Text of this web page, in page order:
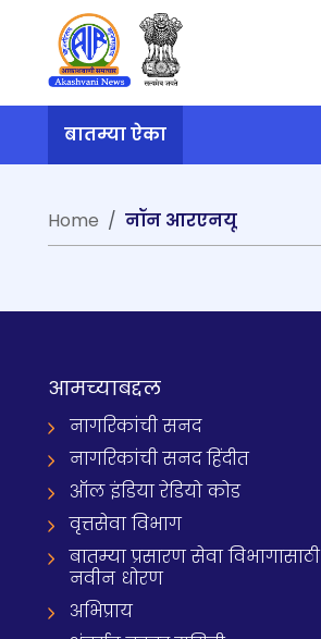
बातम्या ऐका
Home
नॉन आरएनयू
आमच्याबद्दल
नागरिकांची सनद
नागरिकांची सनद हिंदीत
ऑल इंडिया रेडियो कोड
वृत्तसेवा विभाग
बातम्या प्रसारण सेवा विभागासाठी
नवीन धोरण
अभिप्राय